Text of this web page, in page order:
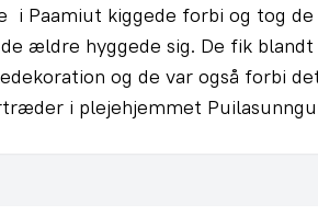
i Paamiut kiggede forbi og tog
ældre hyggede sig. De fik
og de var også forbi
i plejehjemmet